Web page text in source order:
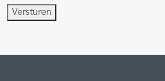
Versturen